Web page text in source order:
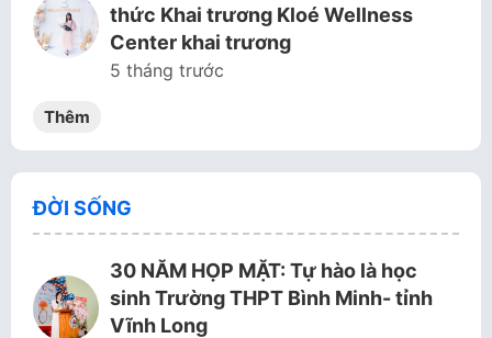
thức Khai trương Kloé Wellness
Center khai trương
5 tháng trước
Thêm
ĐỜI SỐNG
30 NĂM HỌP MẶT: Tự hào là học
sinh Trường THPT Bình Minh- tỉnh
Vĩnh Long